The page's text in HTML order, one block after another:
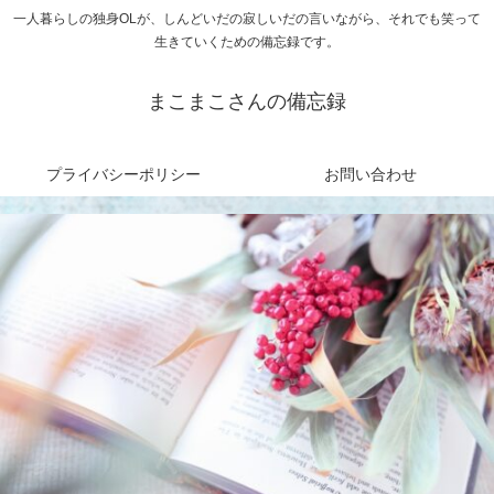
一人暮らしの独身OLが、しんどいだの寂しいだの言いながら、それでも笑って
生きていくための備忘録です。
まこまこさんの備忘録
プライバシーポリシー お問い合わせ